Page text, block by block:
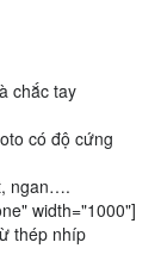
chắc tay
có độ cứng
ngan….
width="1000"]
thép nhíp